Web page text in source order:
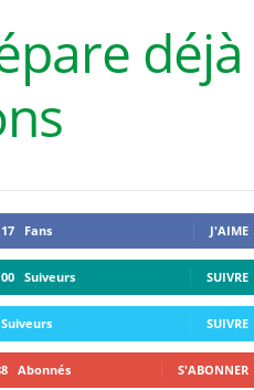
déjà
Fans J'AIME
Suiveurs SUIVRE
Suiveurs SUIVRE
Abonnés S'ABONNER